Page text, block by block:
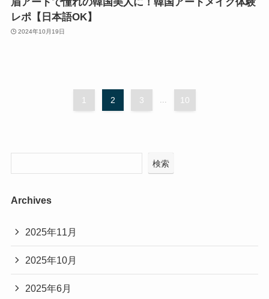
レポ【日本語OK】
2024年10月19日
1 2 3 10
検索
Archives
2025年11月
2025年10月
2025年6月